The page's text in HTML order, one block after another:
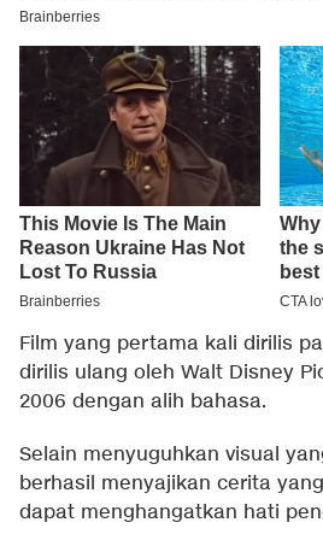
Film yang pertama kali dirilis
dirilis ulang oleh Walt Disney
2006 dengan alih bahasa.
Selain menyuguhkan visual
berhasil menyajikan cerita
dapat menghangatkan hati